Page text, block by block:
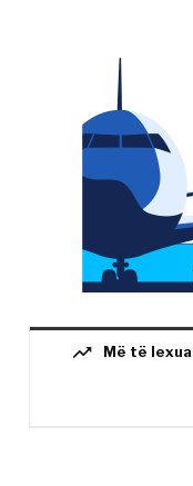
trending_up Më të